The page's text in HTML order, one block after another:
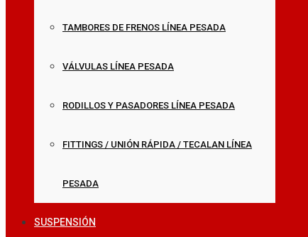
TAMBORES DE FRENOS LÍNEA PESADA
VÁLVULAS LÍNEA PESADA
RODILLOS Y PASADORES LÍNEA PESADA
FITTINGS / UNIÓN RÁPIDA / TECALAN LÍNEA
PESADA
SUSPENSIÓN